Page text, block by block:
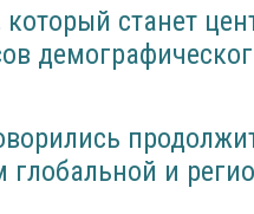
станет
и